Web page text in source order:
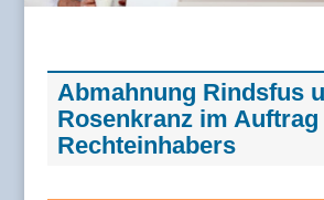
Abmahnung Rindsfus
Rosenkranz im Auftrag
Rechteinhabers